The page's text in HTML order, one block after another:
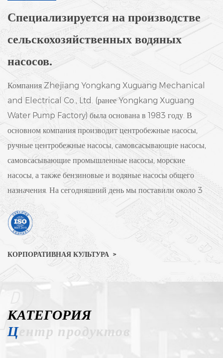
Специализируется на производстве
сельскохозяйственных водяных
насосов.
Компания Zhejiang Yongkang Xuguang Mechanical
and Electrical Co., Ltd. (ранее Yongkang Xuguang
Water Pump Factory) была основана в 1983 году. В
основном компания производит центробежные насосы,
ручные центробежные насосы, самовсасывающие насосы,
самовсасывающие промышленные насосы, морские
насосы, а также бензиновые и водяные насосы общего
назначения. На сегодняшний день мы поставили около 3
000 000 водяных насосов и лидируем на рынке уже 5
лет подряд. Мы активно создаем международную
платформу управления и эксплуатации, строго соблюдаем
международные стандарты ISO9001: 2015 и внедряем
передовые ERP-системы в производственный процесс.
Представительный центробежный водяной насос нашей
КОРПОРАТИВНАЯ КУЛЬТУРА
КАТЕГОРИЯ
Центр продуктов